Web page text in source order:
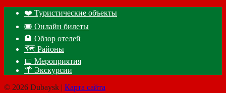
❤️ Туристические объекты
🎟️ Онлайн билеты
🏨 Обзор отелей
🗺 Районы
📅 Мероприятия
🌴 Экскурсии
© 2026 Dubaysk | Карта сайта